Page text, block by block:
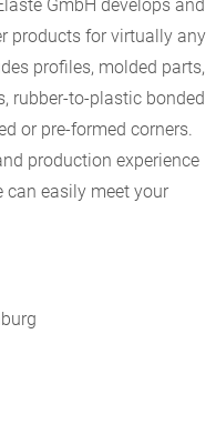
GmbH develops and
products for virtually any
profiles, molded parts,
rubber-to-plastic bonded
or pre-formed corners.
production experience
can easily meet your